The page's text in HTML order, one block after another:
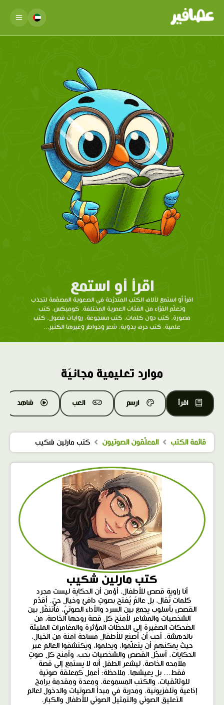
اقرأ أو استمع
اقرأ أو استمع لآلاف الكتب المتدرّحة في الصعوبة المصمّمة لتجذب
وتعلّم القرّاء من الفئات العمرية المختلفة. كوميكس، كتب
مصورة، كتب دون كلمات، كتب مسجوعة، روايات فصول، كتب
علمية، كتب حرف يدوية، شعر وخواطر وغيرها الكثير...
موارد تعليمية مجانيّة
اقرأ ارسم العب شاهد
قائمة الكتب المعلّقون الصوتيون كتب مارلين شكيب
كتب مارلين شكيب
أنا راوية قصص للأطفال، أؤمن أن الحكاية ليست مجرد
كلمات تُقال، بل عالمٌ يُفتح بصوتٍ دافئ وخيالٍ حيّ. أقدّم
القصص بأسلوب يجمع بين السرد والأداء الصوتي، فأتنقّل بين
الشخصيات والمشاعر لأمنح كل قصة روحها الخاصة، من
الضحكات الصغيرة إلى اللحظات المؤثرة والمغامرات المليئة
بالدهشة. أحب أن أصنع للأطفال مساحة آمنة من الخيال،
حيث يمكنهم أن يتعلّموا، ويحلموا، ويكتشفوا العالم عبر
الحكايات. أسجّل القصص والشخصيات بحب، وأمنح كل صوتٍ
ملامحه الخاصة، ليشعر الطفل أنه لا يستمع إلى قصة
فقط... بل يعيشها. ملاحظة: أعمل كمعلقة صوتية
للوثائقيات، والكتب المسموعة، ومعدة ومقدمة برامج
إذاعية وتلفزيونية، ومدربة في مبدأ الصوتيات والدخول لعالم
التعليق الصوتي والتمثيل الصوتي للأطفال والكبار.